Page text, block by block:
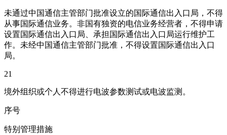
未通过中国通信主管部门批准设立的国际通信出入口局，不得
从事国际通信业务。非国有独资的电信业务经营者，不得申请
设置国际通信出入口局、承担国际通信出入口局运行维护工
作。未经中国通信主管部门批准，不得设置国际通信出入口
局。
21
境外组织或个人不得进行电波参数测试或电波监测。
序号
特别管理措施